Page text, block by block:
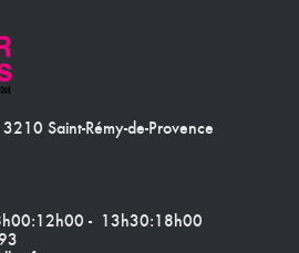
Saint-Rémy-de-Provence
- 13h30:18h00